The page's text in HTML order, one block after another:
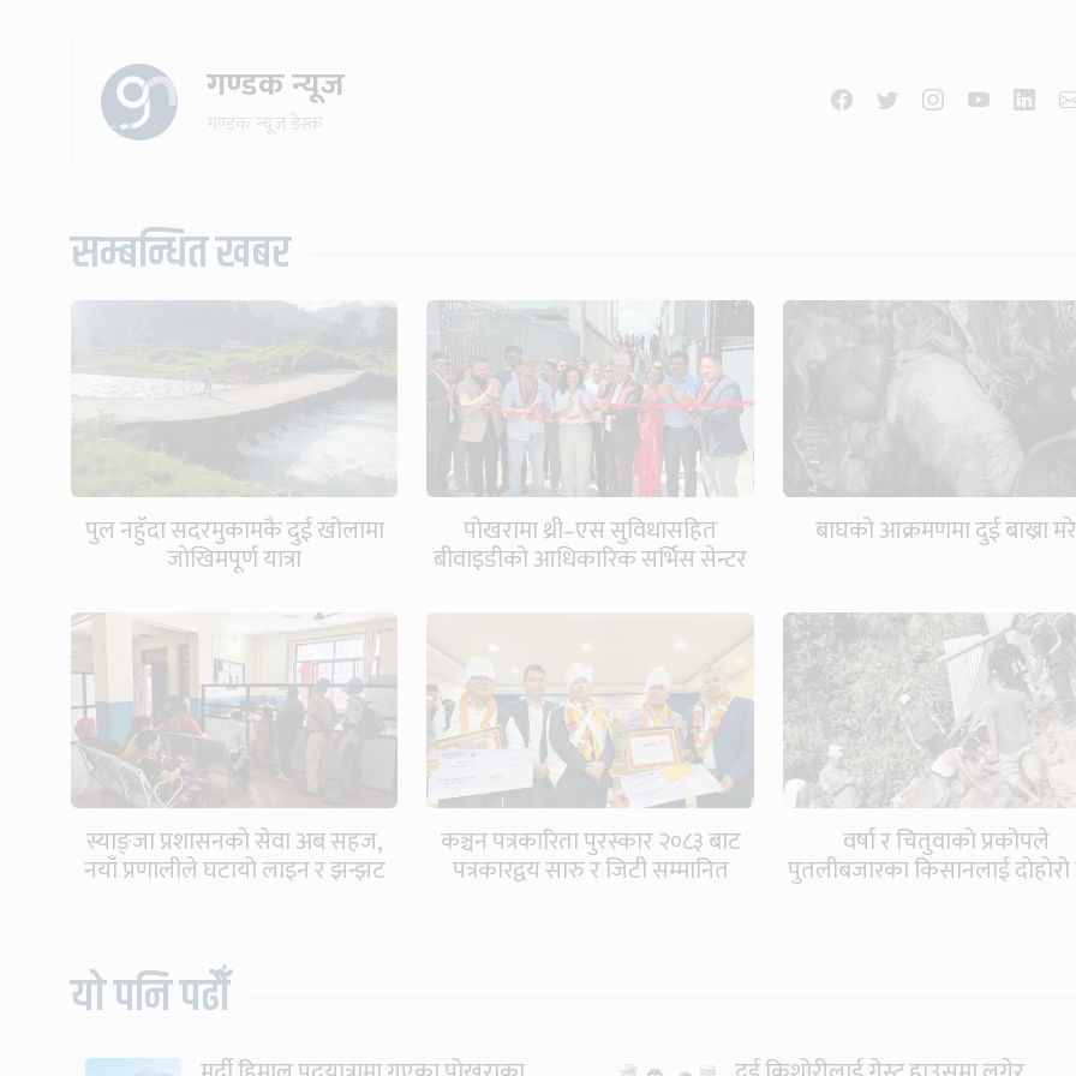
गण्डक न्यूज
गण्डक न्यूज डेस्क
सम्बन्धित खबर
पुल नहुँदा सदरमुकामकै दुई खोलामा
जोखिमपूर्ण यात्रा
पोखरामा थ्री–एस सुविधासहित
बीवाइडीको आधिकारिक सर्भिस सेन्टर
बाघको आक्रमणमा दुई बाख्रा
स्याङ्जा प्रशासनको सेवा अब सहज,
नयाँ प्रणालीले घटायो लाइन र झन्झट
कञ्चन पत्रकारिता पुरस्कार २०८३ बाट
पत्रकारद्वय सारु र जिटी सम्मानित
वर्षा र चितुवाको प्रकोपले
पुतलीबजारका किसानलाई दोहोरो
यो पनि पढौँ